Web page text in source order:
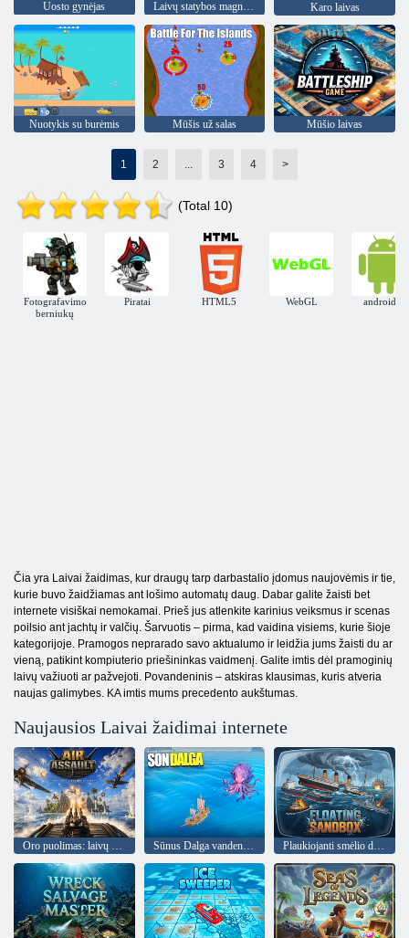
Uosto gynėjas Laivų statybos magnatas Karo laivas
Nuotykis su burėmis Mūšis už salas Mūšio laivas
1 2 3 4 >
(Total 10)
Fotografavimo
berniukų
Piratai HTML5 WebGL androidas
Čia yra Laivai žaidimas, kur draugų tarp darbastalio įdomus naujovėmis ir tie,
kurie buvo žaidžiamas ant lošimo automatų daug. Dabar galite žaisti bet
internete visiškai nemokamai. Prieš jus atlenkite karinius veiksmus ir scenas
poilsio ant jachtų ir valčių. Šarvuotis – pirma, kad vaidina visiems, kurie šioje
kategorijoje. Pramogos neprarado savo aktualumo ir leidžia jums žaisti du ar
vieną, patikint kompiuterio priešininkas vaidmenį. Galite imtis dėl pramoginių
laivų važiuoti ar pažvejoti. Povandeninis – atskiras klausimas, kuris atveria
naujas galimybes. KA imtis mums precedento aukštumas.
Naujausios Laivai žaidimai internete
Oro puolimas: laivų gynyba Sūnus Dalga vandenyno išgyvenęs Plaukiojanti smėlio dėžė